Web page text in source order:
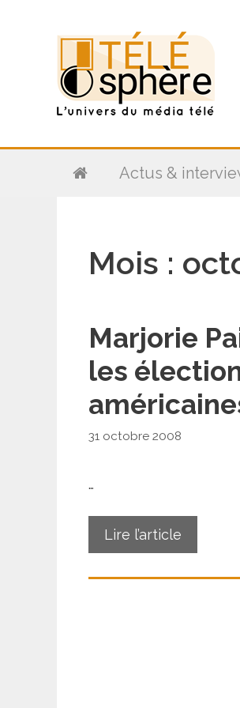
Actus &
Mois :
Marjorie
les
31 octobre 2008
…
Lire l’article